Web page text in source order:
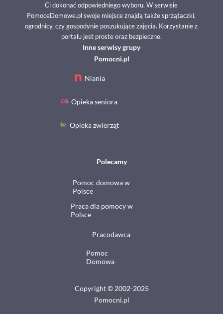
Ci dokonać odpowiedniego wyboru. W serwisie
PomoceDomowe.pl swoje miejsce znajdą także sprzątaczki,
ogrodnicy, czy gospodynie poszukujące zajęcia. Korzystanie z
portalu jest proste oraz bezpieczne.
Niania
Opieka seniora
Opieka zwierząt
Inne serwisy grupy
Pomocni.pl
Pomoc domowa w
Polsce
Praca dla pomocy w
Polsce
Pracodawca
Pomoc
Domowa
Polecamy
Copyright © 2002-2025
Pomocni.pl